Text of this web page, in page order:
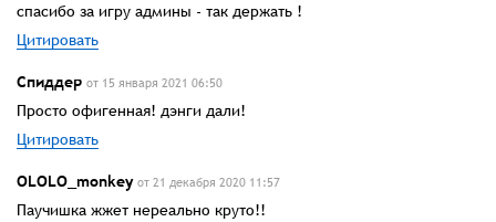
спасибо за игру админы - так держать !
Цитировать
Спиддер от 15 января 2021 06:50
Просто офигенная! дэнги дали!
Цитировать
OLOLO_monkey от 21 декабря 2020 11:57
Паучишка жжет нереально круто!!